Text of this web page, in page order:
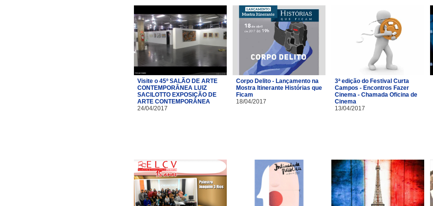
Visite o 45º SALÃO DE ARTE
CONTEMPORÂNEA LUIZ
SACILOTTO EXPOSIÇÃO DE
ARTE CONTEMPORÂNEA
24/04/2017
Corpo Delito - Lançamento na
Mostra Itinerante Histórias que
Ficam
18/04/2017
3ª edição do Festival Curta
Campos - Encontros Fazer
Cinema - Chamada Oficina de
Cinema
13/04/2017